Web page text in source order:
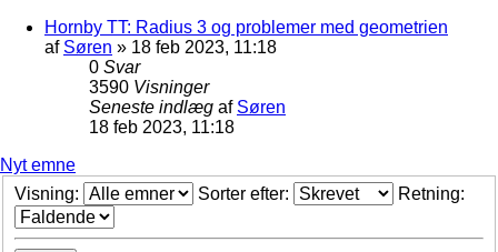
Hornby TT: Radius 3 og problemer med geometrien
af Søren » 18 feb 2023, 11:18
0 Svar
3590 Visninger
Seneste indlæg af Søren
18 feb 2023, 11:18
Nyt emne
Visning:
Sorter efter: Retning: